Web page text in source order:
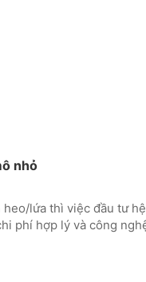
nhỏ
lứa thì việc đầu tư hệ
phí hợp lý và công